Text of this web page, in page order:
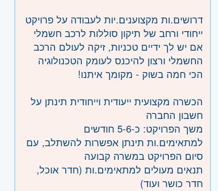
דרושים.ות מקצוענים.יות לעבודה על פרויקט
ייחודי ורחב של תיקון סוללות לרכב חשמלי
אם יש לך ידיים טכניות, זיקה לעולם הרכב
החשמלי ורצון להיכנס לעומק הטכנולוגיה
הכי חמה בשוק - מקומך איתנו!
הכשרה מקצועית ייעודית וייחודית תינתן על
חשבון החברה
משך הפרויקט: כ-5-6 חודשים
למתאימים.ות תינתן אפשרות להשתלב, עם
סיום הפרויקט במשרה קבועה
תנאים מעולים למתאימים.ות (חדר אוכל,
חדר כושר ועוד)